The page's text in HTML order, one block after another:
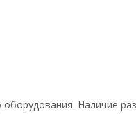
Наличие